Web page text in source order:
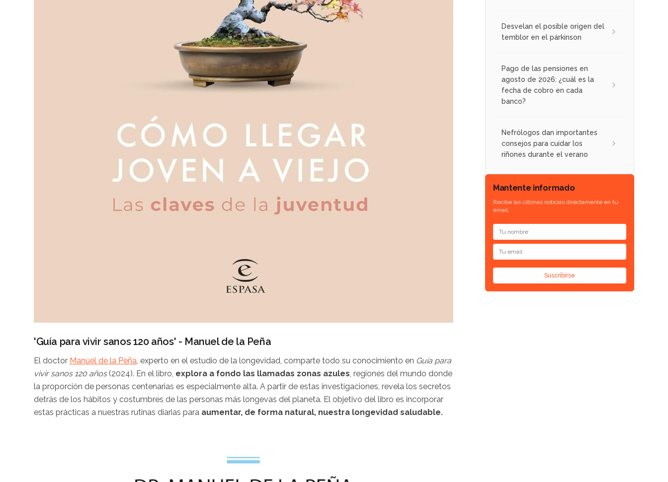
'Guía para vivir sanos 120 años' - Manuel de la Peña
El doctor Manuel de la Peña, experto en el estudio de la longevidad, comparte todo su conocimiento en Guía para
vivir sanos 120 años(2024). En el libro, explora a fondo las llamadas zonas azules, regiones del mundo donde
la proporción de personas centenarias es especialmente alta. A partir de estas investigaciones, revela los secretos
detrás de los hábitos y costumbres de las personas más longevas del planeta. El objetivo del libro es incorporar
estas prácticas a nuestras rutinas diarias para aumentar, de forma natural, nuestra longevidad saludable.
Desvelan el posible origen del
temblor en el párkinson
Pago de las pensiones en
agosto de 2026: ¿cuál es la
fecha de cobro en cada
banco?
Nefrólogos dan importantes
consejos para cuidar los
riñones durante el verano
Mantente informado
Recibe las últimas noticias directamente en tu
email.
Suscribirse